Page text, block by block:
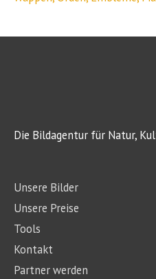
Die Bildagentur für Natur,
Unsere Bilder
Unsere Preise
Tools
Kontakt
Partner werden